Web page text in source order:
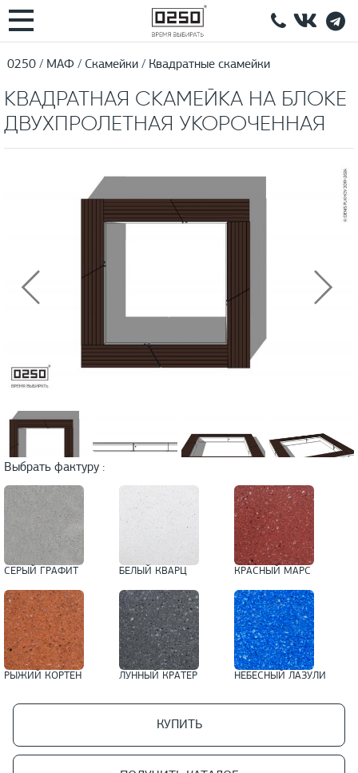
0250 МАФ Скамейки Квадратные скамейки
КВАДРАТНАЯ СКАМЕЙКА НА БЛОКЕ
ДВУХПРОЛЕТНАЯ УКОРОЧЕННАЯ
Выбрать фактуру :
СЕРЫЙ ГРАФИТ БЕЛЫЙ КВАРЦ КРАСНЫЙ МАРС
РЫЖИЙ КОРТЕН ЛУННЫЙ КРАТЕР НЕБЕСНЫЙ ЛАЗУЛИ
КУПИТЬ